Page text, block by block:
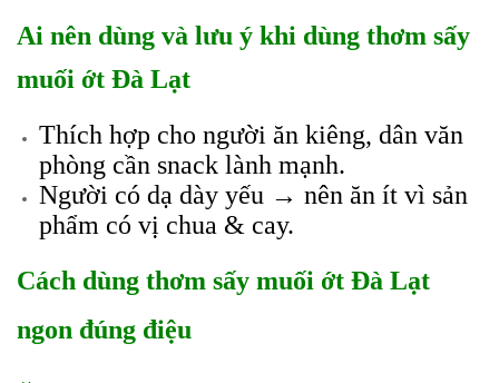
Ai nên dùng và lưu ý khi dùng thơm sấy
muối ớt Đà Lạt
Thích hợp cho người ăn kiêng, dân văn
phòng cần snack lành mạnh.
Người có dạ dày yếu → nên ăn ít vì sản
phẩm có vị chua & cay.
Cách dùng thơm sấy muối ớt Đà Lạt
ngon đúng điệu